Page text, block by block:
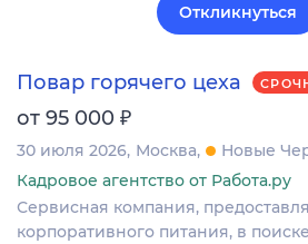
Откликнуться
Повар горячего цеха
от 95 000 ₽
30 июля 2026 Москва
Новые
Кадровое агентство от Работа.ру
Сервисная компания,
корпоративного питания, в